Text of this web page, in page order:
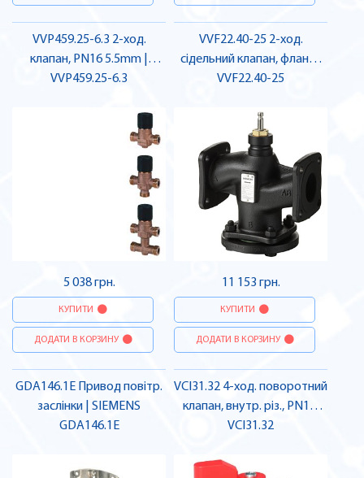
VVP459.25-6.3 2-ход.
клапан, PN16 5.5mm |
SIEMENS
VVP459.25-6.3
5 038 грн.
КУПИТИ
ДОДАТИ В КОРЗИНУ
VVF22.40-25 2-ход.
сідельний клапан, фланц.,
PN 6, DN40, kvs 25 |
VVF22.40-25
11 153 грн.
КУПИТИ
ДОДАТИ В КОРЗИНУ
GDA146.1E Привод повітр.
заслінки | SIEMENS
GDA146.1E
VCI31.32 4-ход. поворотний
клапан, внутр. різ., PN10,
DN32, kvs 16 | SIEMENS
VCI31.32